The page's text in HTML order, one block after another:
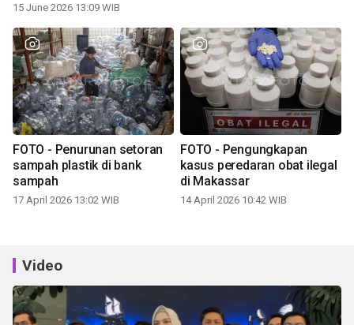
15 June 2026 13:09 WIB
FOTO - Penurunan setoran
sampah plastik di bank
sampah
17 April 2026 13:02 WIB
FOTO - Pengungkapan
kasus peredaran obat ilegal
di Makassar
14 April 2026 10:42 WIB
Video